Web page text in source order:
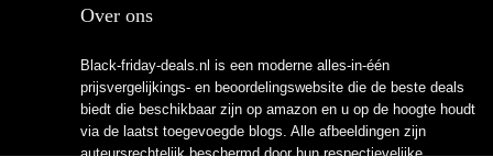
Over ons
Black-friday-deals.nl is een moderne alles-in-één
prijsvergelijkings- en beoordelingswebsite die de beste deals
biedt die beschikbaar zijn op amazon en u op de hoogte houdt
via de laatst toegevoegde blogs. Alle afbeeldingen zijn
auteursrechtelijk beschermd door hun respectievelijke